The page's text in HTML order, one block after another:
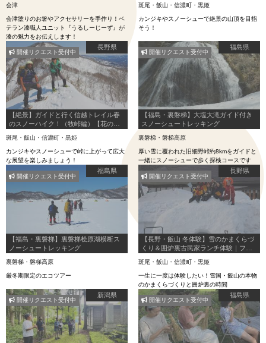
会津
会津塗りのお箸やアクセサリーを手作り！ベ
テラン漆職人ユニット『うるしーじーず』が
漆の魅力をお伝えします！
斑尾・飯山・信濃町・黒姫
カンジキやスノーシューで絶景の山頂を目指
そう！
長野県
【絶景】ガイドと行く信越トレイル春
のスノーハイク！（牧峠編）【花の駅
斑尾・飯山・信濃町・黒姫
カンジキやスノーシューで峠に上がって広大
な展望を楽しみましょう！
開催リクエスト受付中
福島県
【福島・裏磐梯】大塩大滝ガイド付き
スノーシュートレッキング
裏磐梯・磐梯高原
厚い雪に覆われた旧細野峠約8kmをガイドと
一緒にスノーシューで歩く探検コースです
開催リクエスト受付中
福島県
【福島・裏磐梯】裏磐梯桧原湖横断ス
ノーシュートレッキング
裏磐梯・磐梯高原
厳冬期限定のエコツアー
開催リクエスト受付中
長野県
【長野・飯山 冬体験】雪のかまくらづ
くり＆囲炉裏古民家ランチ体験｜ファ
斑尾・飯山・信濃町・黒姫
一生に一度は体験したい！雪国・飯山の本物
のかまくらづくりと囲炉裏の時間
開催リクエスト受付中
新潟県
開催リクエスト受付中
福島県
開催リクエスト受付中